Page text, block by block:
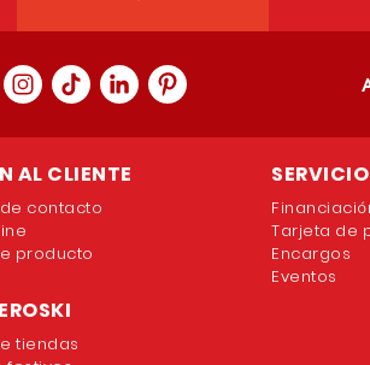
AL CLIENTE
contacto
producto
tiendas
Tarjeta de
Encargos
Eventos